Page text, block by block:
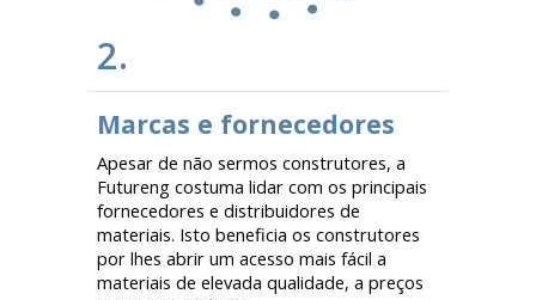
2.
Marcas e fornecedores
Apesar de não sermos construtores, a
Futureng costuma lidar com os principais
fornecedores e distribuidores de
materiais. Isto beneficia os construtores
por lhes abrir um acesso mais fácil a
materiais de elevada qualidade, a preços